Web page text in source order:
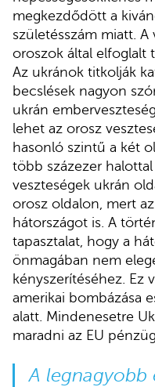
megkezdődött a
születésszám miatt.
oroszok által elfoglalt
Az ukránok titkolják
becslések nagyon
ukrán
lehet az orosz
hasonló szintű a két
több százezer
veszteségek ukrán
orosz oldalon, mert
hátországot is. A
tapasztalat, hogy a
önmagában nem
kényszerítéséhez. Ez
amerikai bombázása
alatt. Mindenesetre
maradni az EU
A legnagyobb